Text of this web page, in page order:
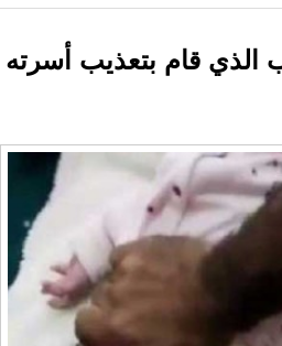
الذي قام بتعذيب أسرته